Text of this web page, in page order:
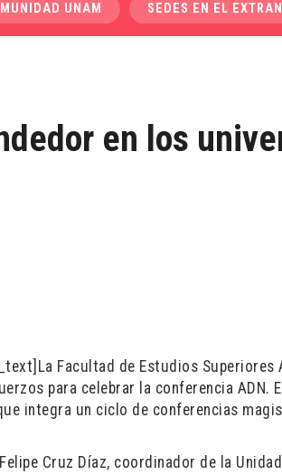
UNAM SEDES EN EL
en los
Facultad de Estudios Superiores
para celebrar la conferencia ADN.
integra un ciclo de conferencias
Cruz Díaz, coordinador de la